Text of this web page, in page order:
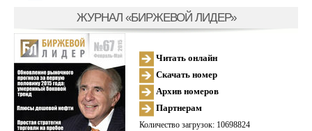
ЖУРНАЛ «БИРЖЕВОЙ ЛИДЕР»
Читать онлайн
Скачать номер
Архив номеров
Партнерам
Количество загрузок: 10698824